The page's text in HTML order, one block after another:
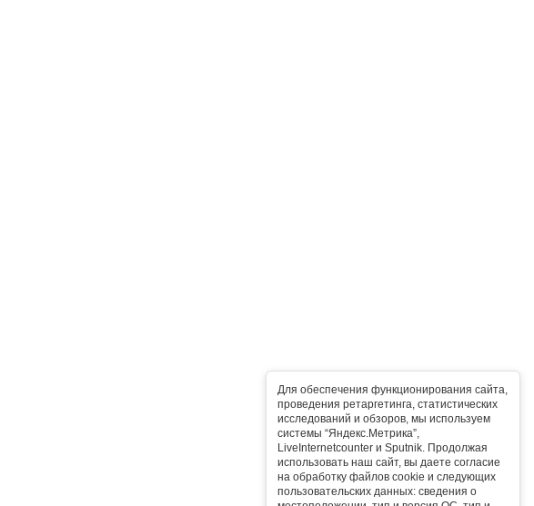
Для обеспечения функционирования сайта,
проведения ретаргетинга, статистических
исследований и обзоров, мы используем
системы “Яндекс.Метрика”,
LiveInternetcounter и Sputnik. Продолжая
использовать наш сайт, вы даете согласие
на обработку файлов cookie и следующих
пользовательских данных: сведения о